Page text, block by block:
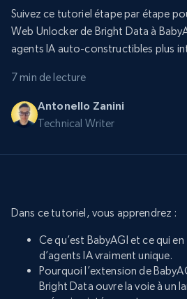
Suivez ce tutoriel étape par étape
Web Unlocker de Bright Data à
agents IA auto-constructibles plus
7 min de lecture
Antonello Zanini
Technical Writer
Dans ce tutoriel, vous apprendrez :
Ce qu’est BabyAGI et ce qui
d’agents IA vraiment unique.
Pourquoi l’extension de
Bright Data ouvre la voie à un